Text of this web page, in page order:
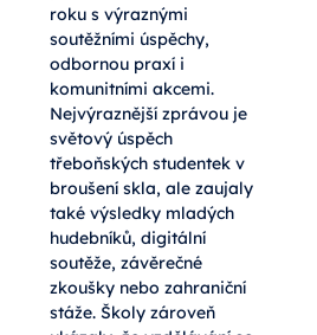
roku s výraznými
soutěžními úspěchy,
odbornou praxí i
komunitními akcemi.
Nejvýraznější zprávou je
světový úspěch
třeboňských studentek v
broušení skla, ale zaujaly
také výsledky mladých
hudebníků, digitální
soutěže, závěrečné
zkoušky nebo zahraniční
stáže. Školy zároveň